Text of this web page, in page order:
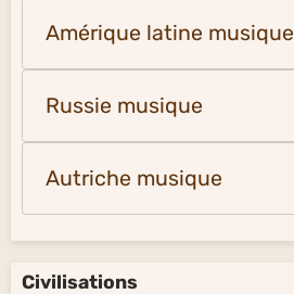
Amérique latine musique
Russie musique
Autriche musique
Civilisations